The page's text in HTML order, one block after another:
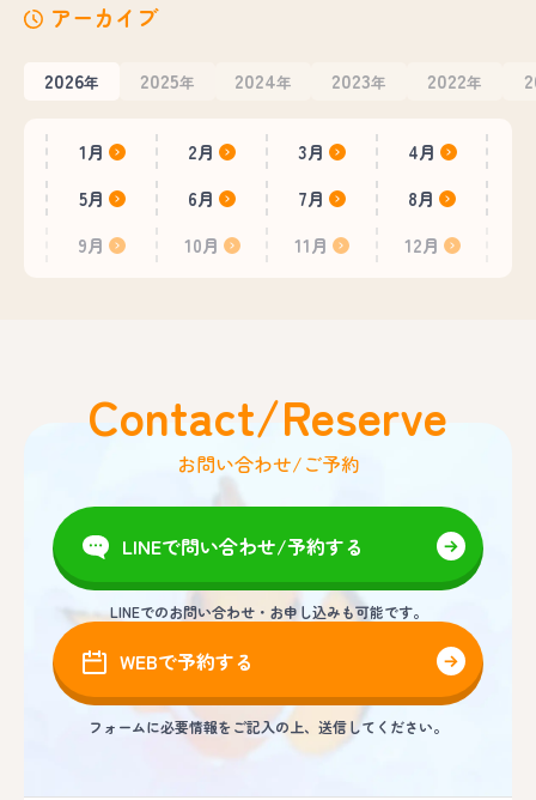
アーカイブ
2026年 2025年 2024年 2023年 2022年
1月 2月 3月
4月
5月
6月 7月
8月
9月
10月 11月 12月
Contact/Reserve
お問い合わせ/ご予約
LINEで問い合わせ/予約する
LINEでのお問い合わせ・お申し込みも可能です。
WEBで予約する
フォームに必要情報をご記入の上、送信してください。